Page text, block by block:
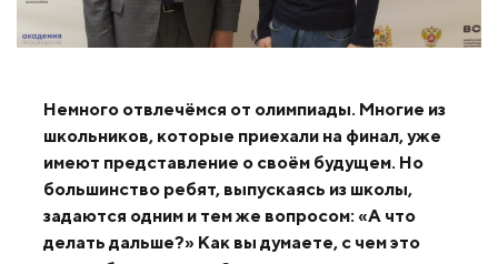
Немного отвлечёмся от олимпиады. Многие из
школьников, которые приехали на финал, уже
имеют представление о своём будущем. Но
большинство ребят, выпускаясь из школы,
задаются одним и тем же вопросом: «А что
делать дальше?» Как вы думаете, с чем это